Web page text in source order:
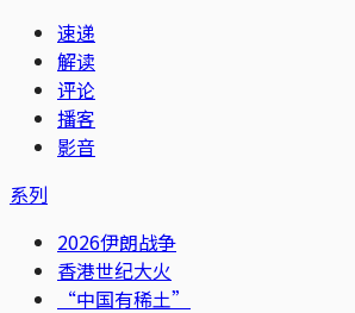
速递
解读
评论
播客
影音
系列
2026伊朗战争
香港世纪大火
“中国有稀土”